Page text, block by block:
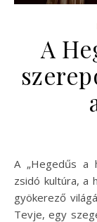
A
A „Hegedűs a háztetőn” egy ikonikus musical, amely a
zsidó kultúra, a
gyökerező
Tevje, egy